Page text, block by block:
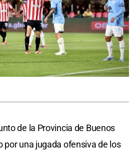
de la Provincia de Buenos
por una jugada ofensiva de los